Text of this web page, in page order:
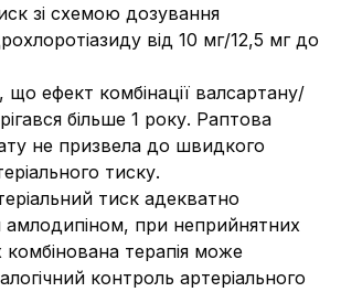
зі схемою дозування
від 10 мг/12,5 мг до
ефект комбінації валсартану/
більше 1 року. Раптова
не призвела до швидкого
тиску.
тиск адекватно
амлодипіном, при неприйнятних
терапія може
контроль артеріального